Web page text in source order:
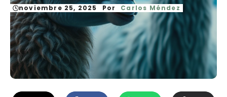
noviembre 25, 2025 Por Carlos Méndez